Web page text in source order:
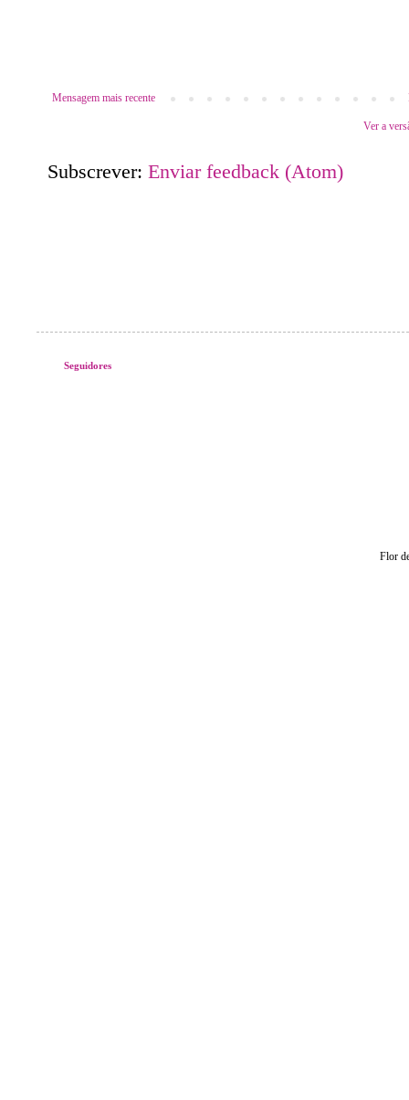
Mensagem mais recente
Ver a
Subscrever: Enviar feedback (Atom)
Seguidores
Flor